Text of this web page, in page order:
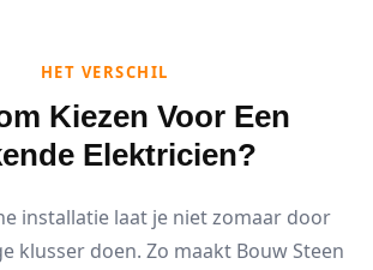
HET VERSCHIL
Kiezen Voor Een
Elektricien?
installatie laat je niet zomaar door
klusser doen. Zo maakt Bouw Steen